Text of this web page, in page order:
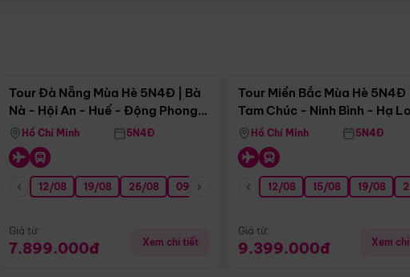
06/09 13/09 20/09 27/09
Tour Đà Nẵng Mùa Hè 5N4Đ | Bà
Nà - Hội An - Huế - Động Phong
NhaHồ Chí Minh 5N4Đ
12/08 19/08 26/08 09/09 16/09 23/09 30/09 07/10
Giá từ:
7.899.000đ Xem chi tiết
Tour Miền Bắc Mùa Hè 5N4Đ |
Tam Chúc - Ninh Bình - Hạ
Hồ Chí Minh 5N4Đ
12/08 15/08 19/08
Giá từ:
9.399.000đ Xem